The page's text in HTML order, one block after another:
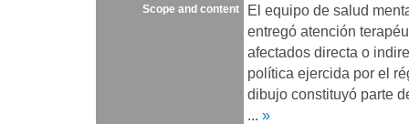
Scope and content
El equipo de salud
entregó atención
afectados directa o
política ejercida por el
dibujo constituyó parte
»